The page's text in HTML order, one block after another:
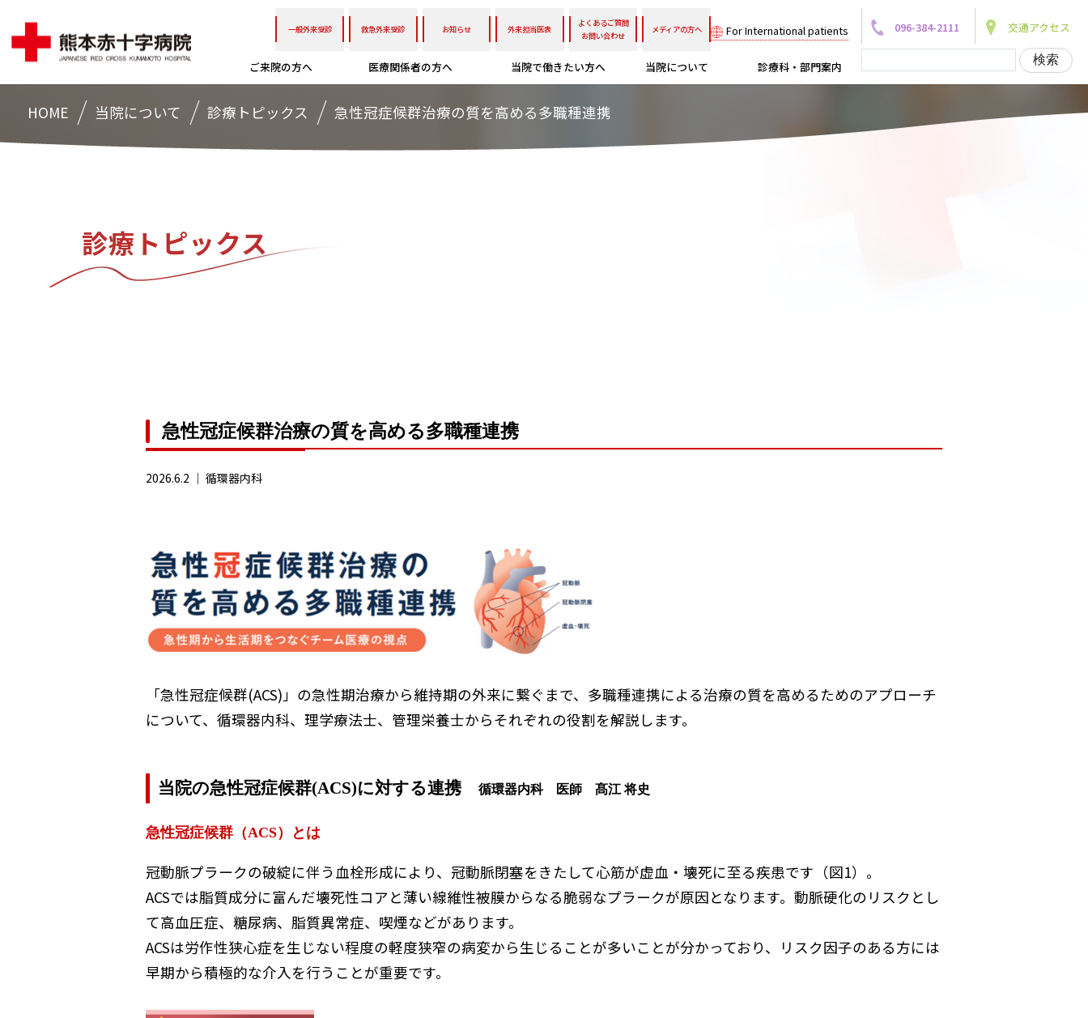
一般外来受診 救急外来受診 お知らせ 外来担当医表
よくあるご質問
お問い合わせ
メディアの方へ For International patients
ご来院の方へ 医療関係者の方へ 当院で働きたい方へ 当院について 診療科・部門案内
096-384-2111 交通アクセス
HOME 当院について 診療トピックス 急性冠症候群治療の質を高める多職種連携
診療トピックス
急性冠症候群治療の質を高める多職種連携
2026.6.2 ｜循環器内科
「急性冠症候群(ACS)」の急性期治療から維持期の外来に繋ぐまで、多職種連携による治療の質を高めるためのアプローチ
について、循環器内科、理学療法士、管理栄養士からそれぞれの役割を解説します。
当院の急性冠症候群(ACS)に対する連携循環器内科 医師 髙江 将史
急性冠症候群（ACS）とは
冠動脈プラークの破綻に伴う血栓形成により、冠動脈閉塞をきたして心筋が虚血・壊死に至る疾患です（図1）。
ACSでは脂質成分に富んだ壊死性コアと薄い線維性被膜からなる脆弱なプラークが原因となります。動脈硬化のリスクとし
て高血圧症、糖尿病、脂質異常症、喫煙などがあります。
ACSは労作性狭心症を生じない程度の軽度狭窄の病変から生じることが多いことが分かっており、リスク因子のある方には
早期から積極的な介入を行うことが重要です。